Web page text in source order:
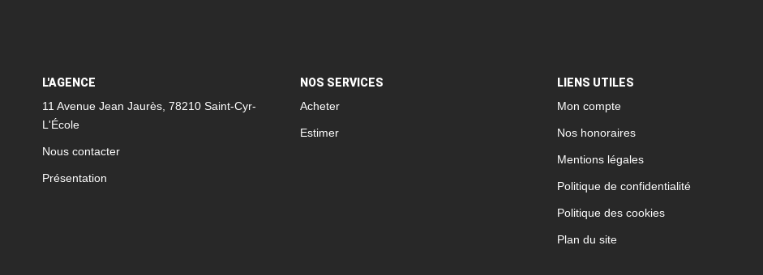
L'AGENCE
11 Avenue Jean Jaurès, 78210 Saint-Cyr-
L'École
Nous contacter
Présentation
NOS SERVICES
Acheter
Estimer
LIENS UTILES
Mon compte
Nos honoraires
Mentions légales
Politique de confidentialité
Politique des cookies
Plan du site